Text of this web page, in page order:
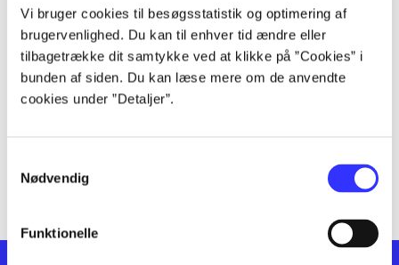
Vi bruger cookies til besøgsstatistik og optimering af
brugervenlighed. Du kan til enhver tid ændre eller
tilbagetrække dit samtykke ved at klikke på ”Cookies” i
bunden af siden. Du kan læse mere om de anvendte
cookies under ”Detaljer”.
Nødvendig
Funktionelle
lorem ipsum dolor sit amet ...
lorem ipsum dolor sit amet ...
lorem ipsum dolor sit amet ...
lorem ipsum dolor sit amet ...
lorem ipsum dolor sit amet ...
lorem ipsum dolor sit amet ...